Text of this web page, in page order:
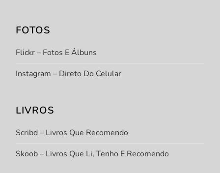
FOTOS
Flickr – Fotos E Álbuns
Instagram – Direto Do Celular
LIVROS
Scribd – Livros Que Recomendo
Skoob – Livros Que Li, Tenho E Recomendo